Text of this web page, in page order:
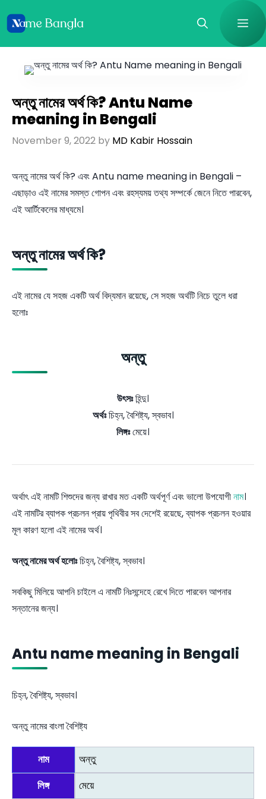
অন্তু নামের অর্থ কি? Antu Name
meaning in Bengali
November 9, 2022 by MD Kabir Hossain
অন্তু নামের অর্থ কি? এবং Antu name meaning in Bengali –
এছাড়াও এই নামের সমস্ত গোপন এবং রহস্যময় তথ্য সম্পর্কে জেনে নিতে পারবেন,
এই আর্টিকেলের মাধ্যমে।
অন্তু নামের অর্থ কি?
এই নামের যে সহজ একটি অর্থ বিদ্যমান রয়েছে, সে সহজ অর্থটি নিচে তুলে ধরা
হলোঃ
অন্তু
উৎসঃহিন্দু।
অর্থঃচিহ্ন, বৈশিষ্ট্য, স্বভাব।
লিঙ্গঃমেয়ে।
অর্থাৎ এই নামটি শিশুদের জন্য রাখার মত একটি অর্থপূর্ণ এবং ভালো উপযোগীনাম।
এই নামটির ব্যাপক প্রচলন প্রায় পৃথিবীর সব দেশেই রয়েছে, ব্যাপক প্রচলন হওয়ার
মূল কারণ হলো এই নামের অর্থ।
অন্তু নামের অর্থ হলোঃচিহ্ন, বৈশিষ্ট্য, স্বভাব।
সবকিছু মিলিয়ে আপনি চাইলে এ নামটি নিঃসন্দেহে রেখে দিতে পারবেন আপনার
সন্তানের জন্য।
Antu name meaning in Bengali
চিহ্ন, বৈশিষ্ট্য, স্বভাব।
অন্তু নামের বাংলা বৈশিষ্ট্য
নাম অন্তু
লিঙ্গ মেয়ে